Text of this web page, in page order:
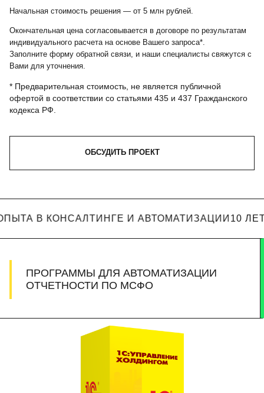
Начальная стоимость решения — от 5 млн рублей.
Окончательная цена согласовывается в договоре по результатам
индивидуального расчета на основе Вашего запроса*.
Заполните форму обратной связи, и наши специалисты свяжутся с
Вами для уточнения.
* Предварительная стоимость, не является публичной
офертой в соответствии со статьями 435 и 437 Гражданского
кодекса РФ.
ОБСУДИТЬ ПРОЕКТ
В КОНСАЛТИНГЕ И АВТОМАТИЗАЦИИ 10
ПРОГРАММЫ ДЛЯ АВТОМАТИЗАЦИИ
ОТЧЕТНОСТИ ПО МСФО